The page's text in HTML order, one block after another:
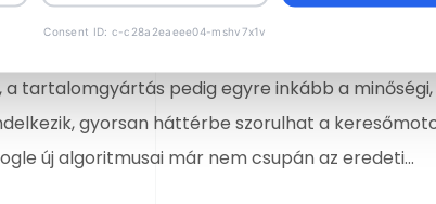
2025-ben
tartalomgyártás pedig egyre inkább a
gyorsan háttérbe szorulhat a
új algoritmusai már nem csupán az eredeti...
Consent ID: c-c28a2eaeee04-mshv7x1v